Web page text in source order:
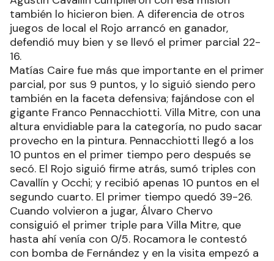
también lo hicieron bien. A diferencia de otros
juegos de local el Rojo arrancó en ganador,
defendió muy bien y se llevó el primer parcial 22-
16.
Matías Caire fue más que importante en el primer
parcial, por sus 9 puntos, y lo siguió siendo pero
también en la faceta defensiva; fajándose con el
gigante Franco Pennacchiotti. Villa Mitre, con una
altura envidiable para la categoría, no pudo sacar
provecho en la pintura. Pennacchiotti llegó a los
10 puntos en el primer tiempo pero después se
secó. El Rojo siguió firme atrás, sumó triples con
Cavallín y Occhi; y recibió apenas 10 puntos en el
segundo cuarto. El primer tiempo quedó 39-26.
Cuando volvieron a jugar, Álvaro Chervo
consiguió el primer triple para Villa Mitre, que
hasta ahí venía con 0/5. Rocamora le contestó
con bomba de Fernández y en la visita empezó a